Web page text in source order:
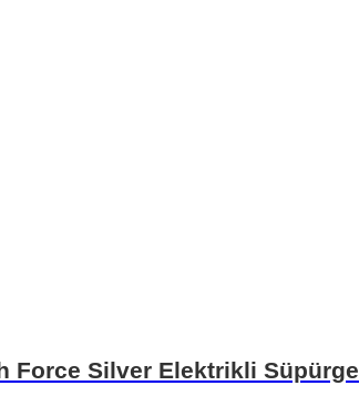
Force Silver Elektrikli Süpürge